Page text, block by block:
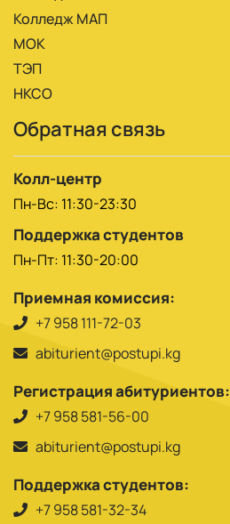
Колледж МАП
МОК
ТЭП
НКСО
Обратная связь
Колл-центр
Пн-Вс: 11:30-23:30
Поддержка студентов
Пн-Пт: 11:30-20:00
Приемная комиссия:
+7 958 111-72-03
abiturient@postupi.kg
Регистрация абитуриентов:
+7 958 581-56-00
abiturient@postupi.kg
Поддержка студентов:
+7 958 581-32-34